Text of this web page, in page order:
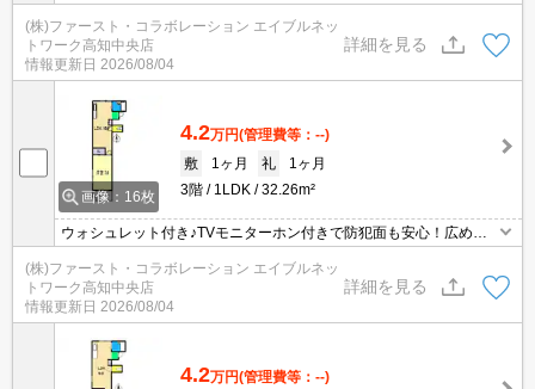
0帖リビング♪詳細はエイブルへ♪
(株)ファースト・コラボレーション エイブルネッ
トワーク高知中央店
情報更新日 2026/08/04
詳細を見る
画像：16枚
4.2万円(管理費等：--)
敷
1ヶ月 礼
1ヶ月
3階
1LDK 32.26m²
ウォシュレット付き♪TVモニターホン付きで防犯面も安心！広めの1
0帖リビング♪詳細はエイブルへ♪
(株)ファースト・コラボレーション エイブルネッ
トワーク高知中央店
情報更新日 2026/08/04
詳細を見る
4.2万円(管理費等：--)